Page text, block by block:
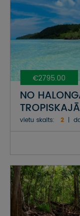
€2795.00
NO
JAUNAIS
vietu skaits: 2